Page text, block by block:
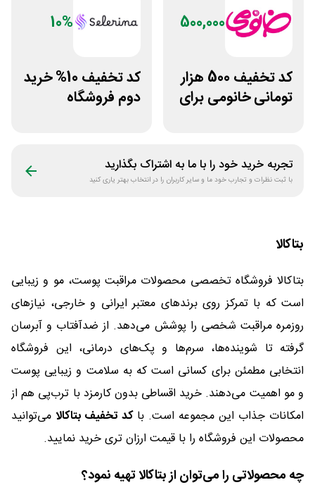
500,000
کد تخفیف 500 هزار
تومانی خانومی برای
10%
کد تخفیف 10% خرید
دوم فروشگاه
تجربه خرید خود را با ما به اشتراک بگذارید
با ثبت نظرات و تجارب خود ما و سایر کاربران را در انتخاب بهتر یاری کنید
بتاکالا
بتاکالا فروشگاه تخصصی محصولات مراقبت پوست، مو و زیبایی
است که با تمرکز روی برندهای معتبر ایرانی و خارجی، نیازهای
روزمره مراقبت شخصی را پوشش می‌دهد. از ضدآفتاب و آبرسان
گرفته تا شوینده‌ها، سرم‌ها و پک‌های درمانی، این فروشگاه
انتخابی مطمئن برای کسانی است که به سلامت و زیبایی پوست
و مو اهمیت می‌دهند. خرید اقساطی بدون کارمزد با ترب‌پی هم از
امکانات جذاب این مجموعه است. باکد تخفیف بتاکالا می‌توانید
محصولات این فروشگاه را با قیمت ارزان تری خرید نمایید.
چه محصولاتی را می‌توان از بتاکالا تهیه نمود؟